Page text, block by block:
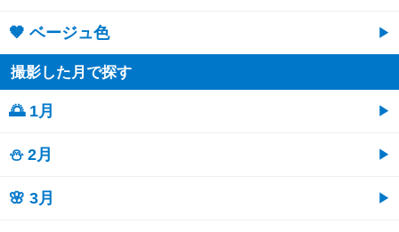
🤎 ベージュ色
撮影した月で探す
🌅 1月
⛄ 2月
🌸 3月